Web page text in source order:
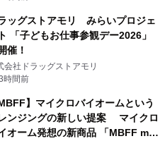
ッグストアモリ みらいプロジェ
「子どもお仕事参観デー2026」
催！
会社ドラッグストアモリ
時間前
MBFF】マイクロバイオームという
ンジングの新しい提案 マイクロ
オーム発想の新商品 「MBFF mb